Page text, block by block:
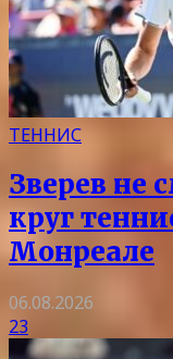
ТЕННИС
Зверев не
круг
Монреале
06.08.2026
23